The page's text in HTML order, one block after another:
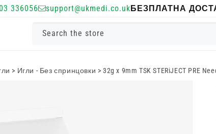
336056 support@ukmedi.co.ukБЕЗПЛАТНА
Search the store
> Игли - Без спринцовки >32g x 9mm TSK STERiJECT PRE